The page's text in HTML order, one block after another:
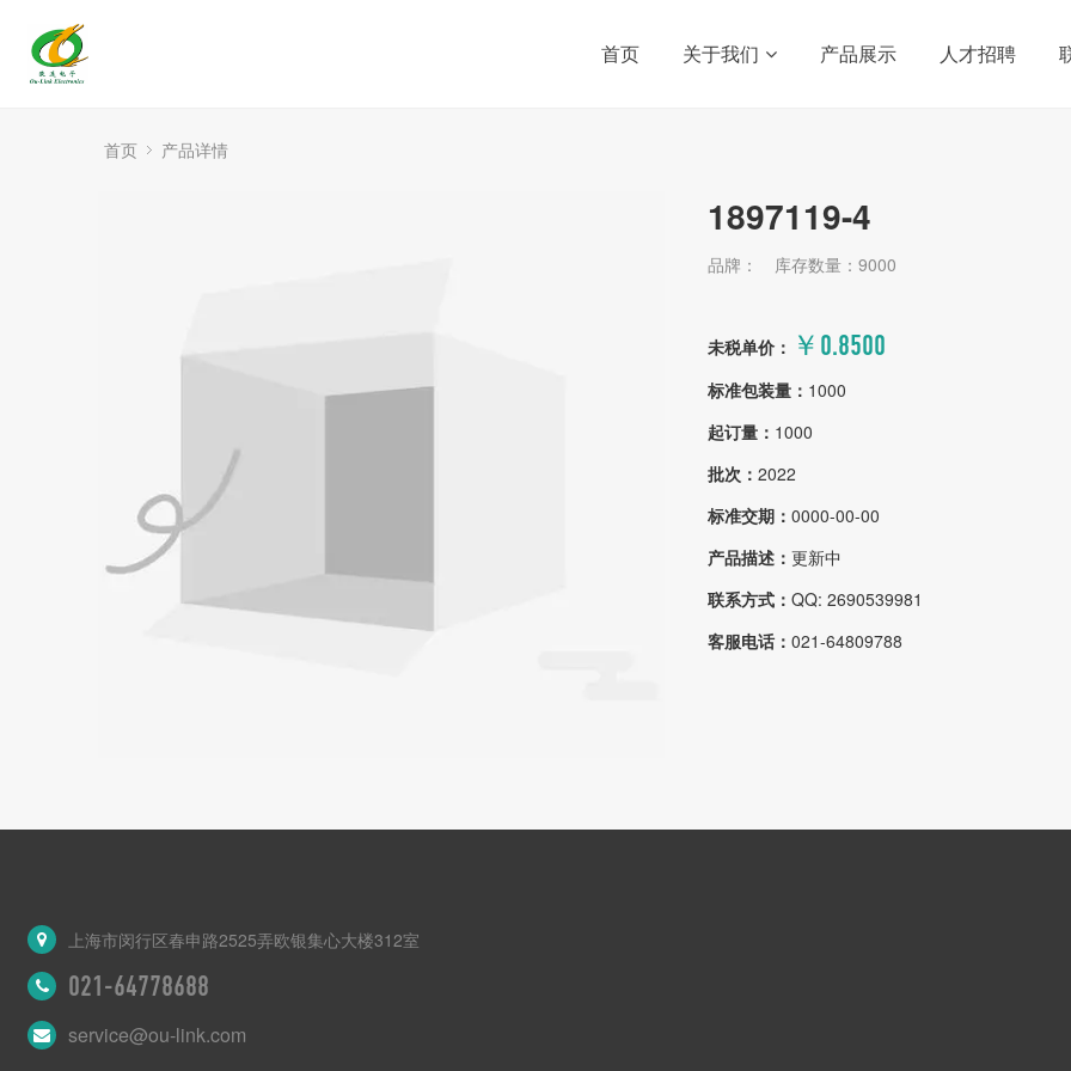
首页 关于我们 产品展示 人才招聘
首页 产品详情
1897119-4
品牌： 库存数量：9000
未税单价： ￥0.8500
标准包装量： 1000
起订量： 1000
批次： 2022
标准交期： 0000-00-00
产品描述： 更新中
联系方式： QQ: 2690539981
客服电话： 021-64809788
上海市闵行区春申路2525弄欧银集心大楼312室
021-64778688
service@ou-link.com